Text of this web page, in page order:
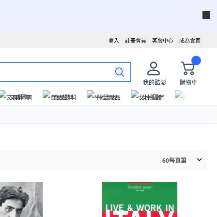
成為賣家
客服中心
註冊會員
登入
我的酷澎
購物車
文具圖書
食品飲料 生活用品 女性服飾
60每頁筆